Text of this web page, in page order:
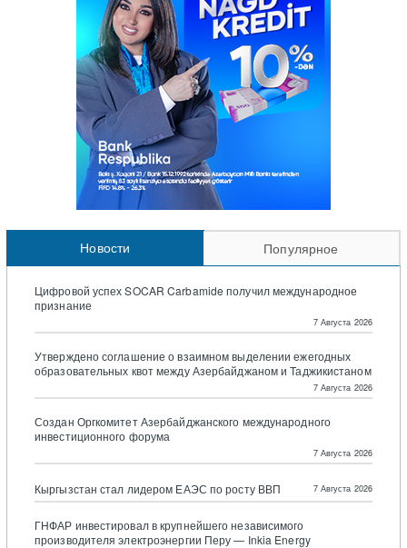
Новости Популярное
Цифровой успех SOCAR Carbamide получил международное
признание
7 Августа 2026
Утверждено соглашение о взаимном выделении ежегодных
образовательных квот между Азербайджаном и Таджикистаном
7 Августа 2026
Создан Оргкомитет Азербайджанского международного
инвестиционного форума
7 Августа 2026
Кыргызстан стал лидером ЕАЭС по росту ВВП 7 Августа 2026
ГНФАР инвестировал в крупнейшего независимого
производителя электроэнергии Перу — Inkia Energy